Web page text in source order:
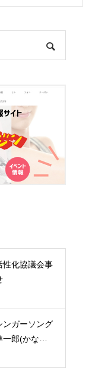
性化協議会事
ガーソング
郎(かなし
ん」